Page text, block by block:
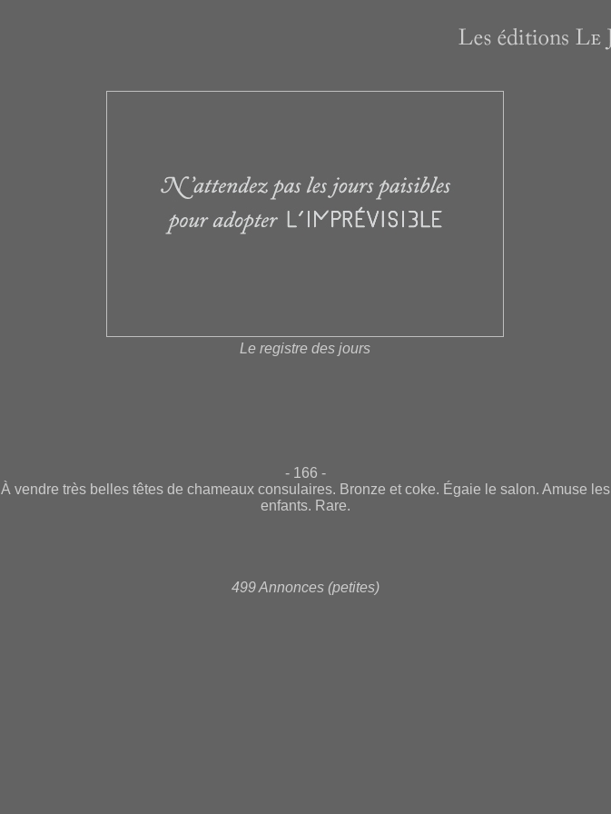
Le registre des jours
- 166 -
À vendre très belles têtes de chameaux consulaires. Bronze et coke. Égaie le salon. Amuse les
enfants. Rare.
499 Annonces (petites)